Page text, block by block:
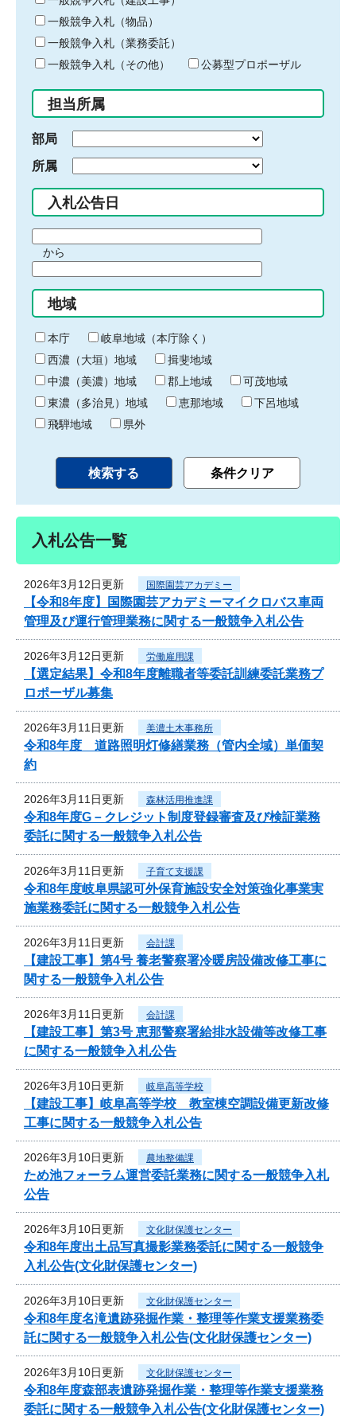
ー
ワ
ー
ド
入
力
一般競争入札（物品）
一般競争入札（業務委託）
一般競争入札（その他）
公募型プロポーザル
担当所属
部局
所属
入札公告日
間
始
り
から
間
終
わ
り
地域
本庁
岐阜地域（本庁除く）
西濃（大垣）地域
揖斐地域
中濃（美濃）地域
郡上地域
可茂地域
東濃（多治見）地域
恵那地域
下呂地域
飛騨地域
県外
入札公告一覧
2026年3月12日更新 国際園芸アカデミー
【令和8年度】国際園芸アカデミーマイクロバス車両
管理及び運行管理業務に関する一般競争入札公告
2026年3月12日更新 労働雇用課
【選定結果】令和8年度離職者等委託訓練委託業務プ
ロポーザル募集
2026年3月11日更新 美濃土木事務所
令和8年度 道路照明灯修繕業務（管内全域）単価契
約
2026年3月11日更新 森林活用推進課
令和8年度G－クレジット制度登録審査及び検証業務
委託に関する一般競争入札公告
2026年3月11日更新 子育て支援課
令和8年度岐阜県認可外保育施設安全対策強化事業実
施業務委託に関する一般競争入札公告
2026年3月11日更新 会計課
【建設工事】第4号 養老警察署冷暖房設備改修工事に
関する一般競争入札公告
2026年3月11日更新 会計課
【建設工事】第3号 恵那警察署給排水設備等改修工事
に関する一般競争入札公告
2026年3月10日更新 岐阜高等学校
【建設工事】岐阜高等学校 教室棟空調設備更新改修
工事に関する一般競争入札公告
2026年3月10日更新 農地整備課
ため池フォーラム運営委託業務に関する一般競争入札
公告
2026年3月10日更新 文化財保護センター
令和8年度出土品写真撮影業務委託に関する一般競争
入札公告(文化財保護センター)
2026年3月10日更新 文化財保護センター
令和8年度名滝遺跡発掘作業・整理等作業支援業務委
託に関する一般競争入札公告(文化財保護センター)
2026年3月10日更新 文化財保護センター
令和8年度森部表遺跡発掘作業・整理等作業支援業務
委託に関する一般競争入札公告(文化財保護センター)